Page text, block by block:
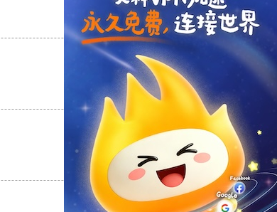
支持 [0] 反对[0]
支持[0] 反对
支持[0] 反对[0]